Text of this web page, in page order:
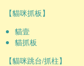
【貓咪抓板】
貓壹
貓抓板
【貓咪跳台/抓柱】